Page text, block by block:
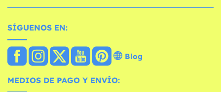
SÍGUENOS EN:
Blog
MEDIOS DE PAGO Y ENVÍO: